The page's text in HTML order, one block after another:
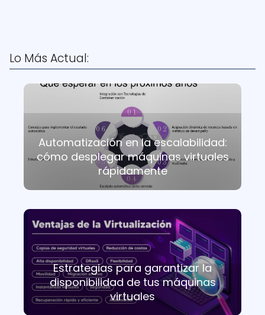
Lo Más Actual:
Automatización en la escalabilidad:
cómo desplegar máquinas virtuales
rápidamente
Estrategias para garantizar la
disponibilidad de tus máquinas
virtuales